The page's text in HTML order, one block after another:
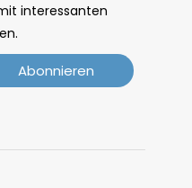
interessanten
Abonnieren